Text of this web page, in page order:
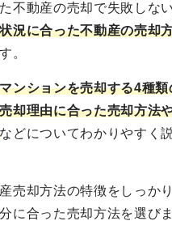
不動産の売却で失敗しな
況に合った不動産の売却
。
ンションを売却する4種類
却理由に合った売却方法
などについてわかりやすく
売却方法の特徴をしっか
に合った売却方法を選び